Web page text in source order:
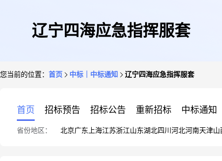
辽宁四海应急指挥服套
您当前的位置： 首页 中标｜中标通知 辽宁四海应急指挥服套
首页 招标预告 招标公告 重新招标 中标通知
省份地区： 北京广东 上海江苏浙江山东湖北四川 河北河南天津山